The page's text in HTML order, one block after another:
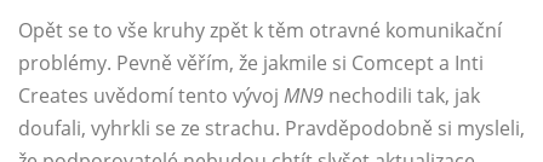
Opět se to vše kruhy zpět k těm otravné komunikační
problémy. Pevně ​​věřím, že jakmile si Comcept a Inti
Creates uvědomí tento vývoj MN9 nechodili tak, jak
doufali, vyhrkli se ze strachu. Pravděpodobně si mysleli,